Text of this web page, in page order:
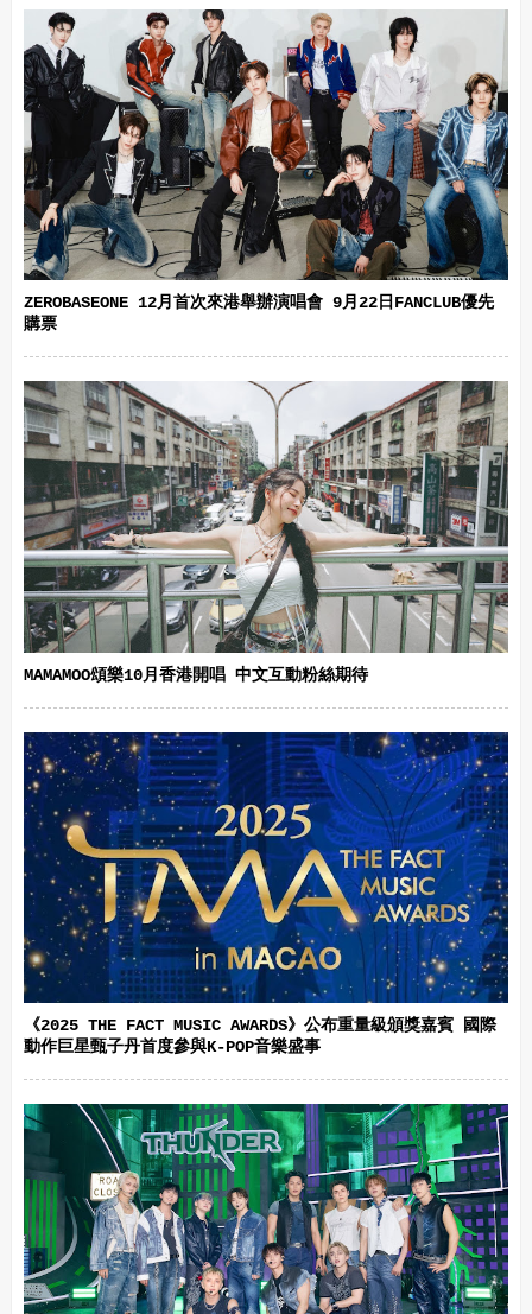
ZEROBASEONE 12月首次來港舉辦演唱會 9月22日FANCLUB優先
購票
MAMAMOO頌樂10月香港開唱 中文互動粉絲期待
《2025 THE FACT MUSIC AWARDS》公布重量級頒獎嘉賓 國際
動作巨星甄子丹首度參與K-POP音樂盛事